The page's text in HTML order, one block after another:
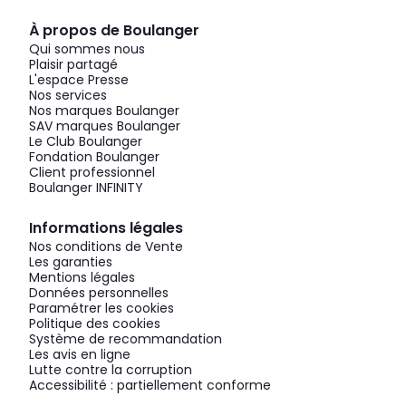
À propos de Boulanger
Qui sommes nous
Plaisir partagé
L'espace Presse
Nos services
Nos marques Boulanger
SAV marques Boulanger
Le Club Boulanger
Fondation Boulanger
Client professionnel
Boulanger INFINITY
Informations légales
Nos conditions de Vente
Les garanties
Mentions légales
Données personnelles
Paramétrer les cookies
Politique des cookies
Système de recommandation
Les avis en ligne
Lutte contre la corruption
Accessibilité : partiellement conforme